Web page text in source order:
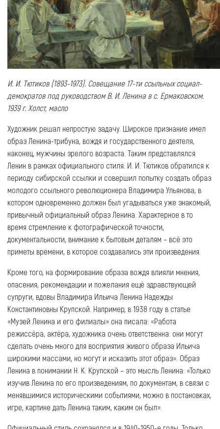
И. И. Тютиков (1893-1973). Совещание 17-ти ссыльных социал-
демократов под руководством В. И. Ленина в с. Ермаковском.
1939 г. Холст, масло
Художник решал непростую задачу. Широкое признание имел
образ Ленина-трибуна, вождя и государственного деятеля,
наконец, мужчины зрелого возраста. Таким представлялся
Ленин в рамках официального стиля. И. И. Тютиков обратился к
периоду сибирской ссылки и совершил попытку создать образ
молодого ссыльного революционера Владимира Ульянова, в
котором одновременно должен был угадываться уже знакомый,
привычный официальный образ Ленина. Характерное в то
время стремление к фотографической точности,
документальности, внимание к бытовым деталям – всё это
приметы времени, в которое создавались эти произведения.
Кроме того, на формирование образа вождя влияли мнения,
опасения, рекомендации и пожелания ещё здравствующей
супруги, вдовы Владимира Ильича Ленина Надежды
Константиновны Крупской. Например, в 1938 году в статье
«Музей Ленина и его филиалы» она писала: «Работа
режиссёра, актёра, художника очень ответственна: они могут
сделать очень много для восприятия живого образа Ильича
широкими массами, но могут и исказить этот образ». Образ
Ленина в понимании Н. К. Крупской – это мысль Ленина: «Только
изучив Ленина по его произведениям, по документам, в связи с
менявшимися историческими событиями, можно в постановках,
игре, картине дать Ленина таким, каким он был».